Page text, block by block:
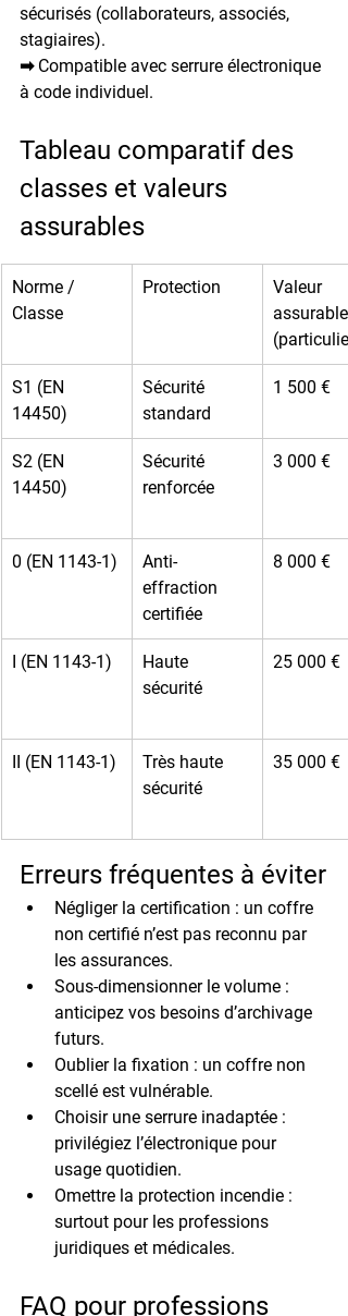
sécurisés (collaborateurs, associés,
stagiaires).
➡ Compatible avec serrure électronique
à code individuel .
Tableau comparatif des
classes et valeurs
assurables
Norme /
Classe
Protection
Valeur
assurable
S1 (EN
14450)
Sécurité
standard
1 500 €
S2 (EN
14450)
Sécurité
renforcée
3 000 €
0 (EN 1143-1)
Anti-
effraction
certifiée
8 000 €
I (EN 1143-1)
Haute
sécurité
25 000 €
II (EN 1143-1)
Très haute
sécurité
35 000 €
Erreurs fréquentes à éviter
Négliger la certification : un coffre
non certifié n’est pas reconnu par
les assurances.
Sous-dimensionner le volume :
anticipez vos besoins d’archivage
futurs.
Oublier la fixation : un coffre non
scellé est vulnérable.
Choisir une serrure inadaptée :
privilégiez l’électronique pour
usage quotidien.
Omettre la protection incendie :
surtout pour les professions
juridiques et médicales.
FAQ pour professions